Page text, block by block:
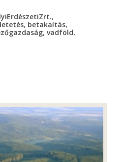
,
, betakaítás,
, vadföld,